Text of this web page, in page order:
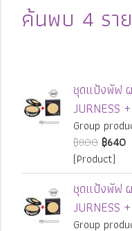
ค้นพบ 4 รา
ชุดแป้งพัฟ
JURNESS
Group
฿800 ฿640
(Product)
ชุดแป้งพัฟ
JURNESS
Group